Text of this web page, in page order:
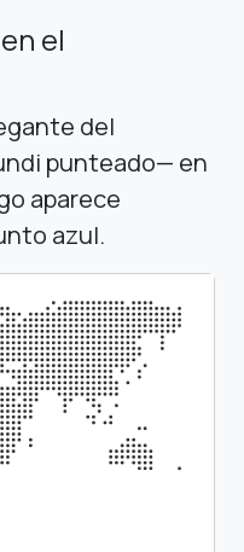
el
del
punteado— en
aparece
azul.